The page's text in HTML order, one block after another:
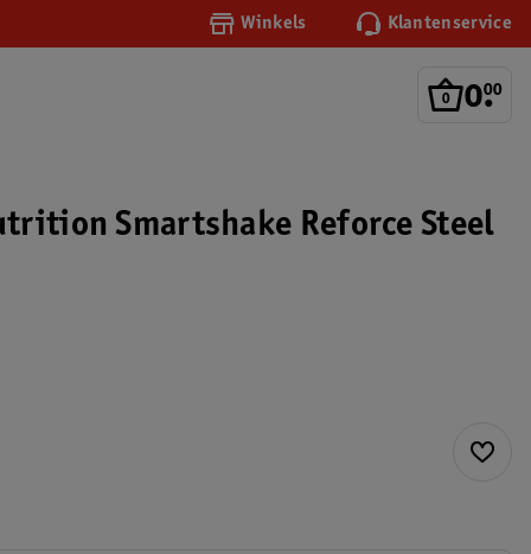
Winkels Klantenservice
0.
00
Smartshake Reforce Steel